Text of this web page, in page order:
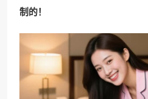
制的！